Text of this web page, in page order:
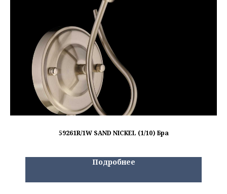
59261R/1W SAND NICKEL (1/10) Бра
Подробнее